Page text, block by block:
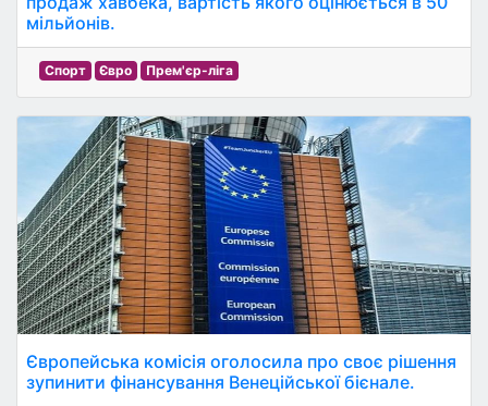
мільйонів.
Спорт Євро Прем'єр-ліга
Європейська комісія оголосила про своє рішення
зупинити фінансування Венеційської бієнале.